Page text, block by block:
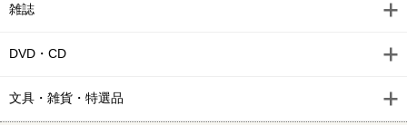
雑誌
DVD・CD
文具・雑貨・特選品